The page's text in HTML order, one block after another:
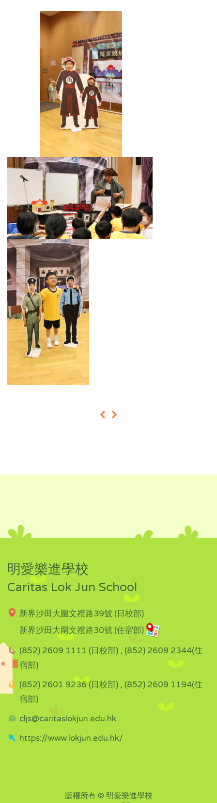
« »
明愛樂進學校
Caritas Lok Jun School
新界沙田大圍文禮路39號 (日校部)
新界沙田大圍文禮路30號 (住宿部)
(852) 2609 1111 (日校部) , (852) 2609 2344(住
宿部)
(852) 2601 9236 (日校部) , (852) 2609 1194(住
宿部)
cljs@caritaslokjun.edu.hk
https://www.lokjun.edu.hk/
版權所有 © 明愛樂進學校